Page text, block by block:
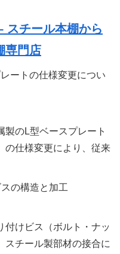
スチール本棚から
専門店
ートの仕様変更につい
製のL型ベースプレート
の仕様変更により、従来
の構造と加工
付けビス（ボルト・ナッ
スチール製部材の接合に